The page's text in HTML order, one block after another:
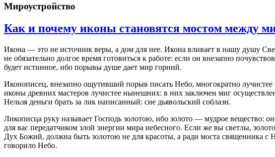
Мироустройство
Как и почему иконы становятся мостом между
Икона — это не источник веры, а дом для нее. Икона вливает в нашу душу
не обязательно долгое время готовиться к работе: если он внезапно
будет истинное, ибо порывы душе дает мир горний.
Иконописец, внезапно ощутивший порыв писать Небо, многократно
иконы древних мастеров лучистее нынешних: в них заключен миг
Нельзя деньги брать за лик написанный: сие дьявольский соблазн.
Ликописца руку называет Господь золотою, ибо золото — мудрое вещество:
для вас передатчиком злой энергии мира небесного. Если же вы светлы,
Дух Божий, должна быть золотою не для красоты, а ради моста священника
говорило Небо.